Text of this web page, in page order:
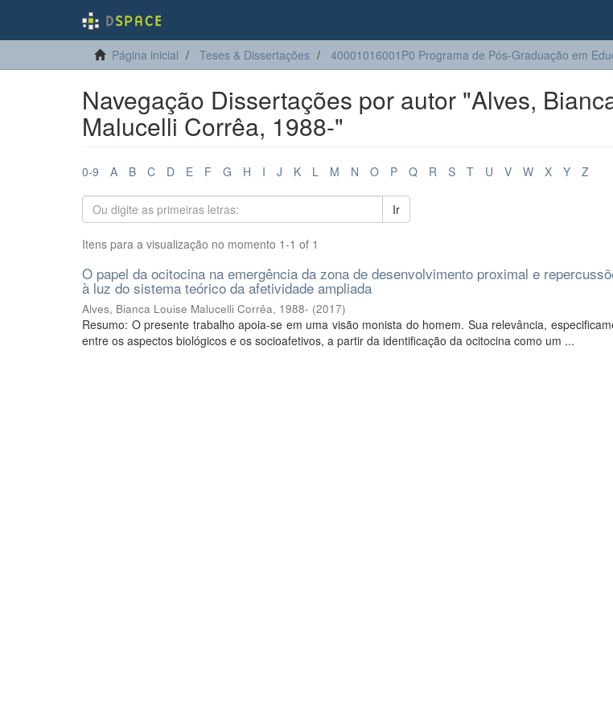
Página inicial Teses & Dissertações 40001016001P0 Programa de Pós-Graduação em
Navegação Dissertações por autor "Alves,
Malucelli Corrêa, 1988-"
0-9 A B C D E F G H I J K L M N O P Q R S T U V W X Y Z
Ir
Itens para a visualização no momento 1-1 of 1
O papel da ocitocina na emergência da zona de desenvolvimento proximal e
à luz do sistema teórico da afetividade ampliada
Alves, Bianca Louise Malucelli Corrêa, 1988- (2017)
Resumo: O presente trabalho apoia-se em uma visão monista do homem. Sua relevância,
entre os aspectos biológicos e os socioafetivos, a partir da identificação da ocitocina como um ...